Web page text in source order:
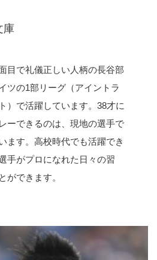
庫
目で礼儀正しい人柄の長谷部
ツの1部リーグ（アイントラ
）で活躍しています。38才に
ーできるのは、現地の選手で
ます。高校時代でも活躍でき
手がプロになれた日々の習
ができます。